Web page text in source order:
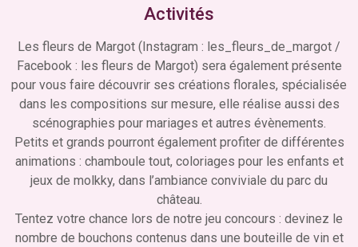
Activités
Les fleurs de Margot (Instagram : les_fleurs_de_margot /
Facebook : les fleurs de Margot) sera également présente
pour vous faire découvrir ses créations florales, spécialisée
dans les compositions sur mesure, elle réalise aussi des
scénographies pour mariages et autres évènements.
Petits et grands pourront également profiter de différentes
animations : chamboule tout, coloriages pour les enfants et
jeux de molkky, dans l’ambiance conviviale du parc du
château.
Tentez votre chance lors de notre jeu concours : devinez le
nombre de bouchons contenus dans une bouteille de vin et